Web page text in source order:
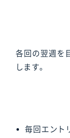
各回の翌週を
します。
毎回エント